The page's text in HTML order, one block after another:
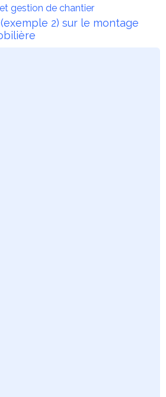
gestion de chantier
2) sur le montage